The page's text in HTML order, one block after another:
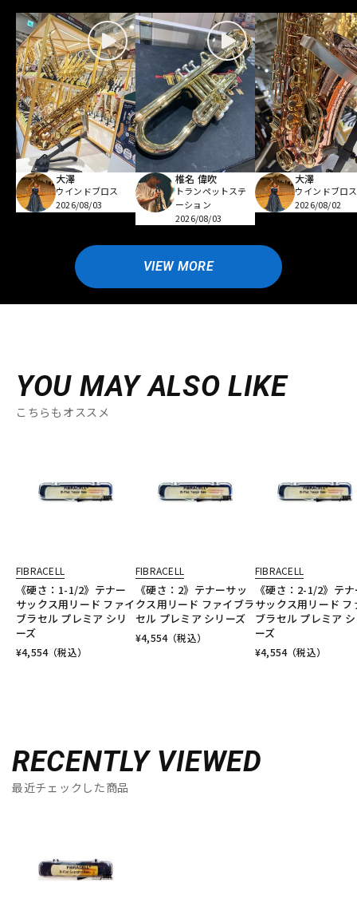
大澤
ウインドブロス
2026/08/03
椎名 偉吹
トランペットステ
ーション
2026/08/03
大澤
ウインドブロス
2026/08/02
VIEW MORE
YOU MAY ALSO LIKE
こちらもオススメ
FIBRACELL
《硬さ：1-1/2》テナー
サックス用リード ファイ
ブラセル プレミア シリ
ーズ
¥4,554（税込）
FIBRACELL
《硬さ：2》テナーサッ
クス用リード ファイブラ
セル プレミア シリーズ
¥4,554（税込）
FIBRACELL
《硬さ：2-1/2》テ
サックス用リード フ
ブラセル プレミア
ーズ
¥4,554（税込）
RECENTLY VIEWED
最近チェックした商品